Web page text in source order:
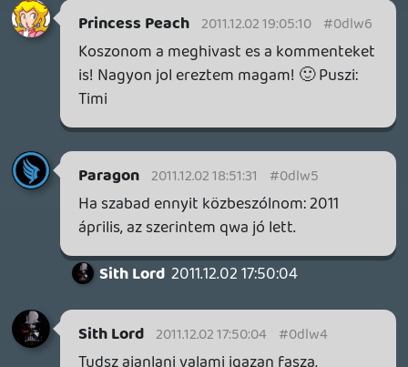
Jó podcast lett. Kár, hogy az én kérdésem
nem került be...
Charlie64 2011.12.01 18:08:26
Remek podcast volt 🙂
keviny
Jajj, micsoda fényezést kapott a Wiigadó!
Wow! 🙂
GaikaiOnlive 2011.12.01 14:48:46 #0dlvs
A Sony pedig sunnyog a témában, hisz
egy megfizethető Konzollal rukkolnak elő,
a Sony eközben hallgat és Mordor
legmélyebb gyomrában kovácsolgat